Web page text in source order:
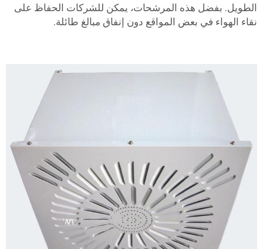
الطويل. بفضل هذه المرشحات، يمكن للشركات الحفاظ على
نقاء الهواء في بعض المواقع دون إنفاق مبالغ طائلة.